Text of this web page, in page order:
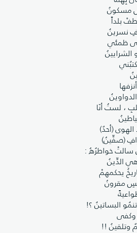
مسكونُ
بلداً
نسرينُ
ظمئي
، لستُ أنَا
(أحدٌ)
(صفِّينُ)
سالتْ خواطرُهُ :
هي الدِّينُ
يحكمهمْ
مقرونُ
البساتينُ ؟!
وكفى
وتلقينُ !!